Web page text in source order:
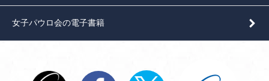
女子パウロ会の電子書籍